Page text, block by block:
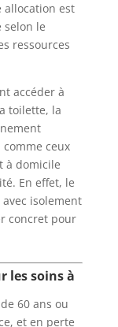
allocation est
selon le
ressources
accéder à
toilette, la
ceux
à domicile
En effet, le
isolement
concret pour
les soins à
60 ans ou
et en perte